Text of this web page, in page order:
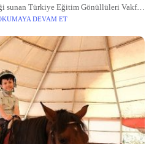
sunan Türkiye Eğitim Gönüllüleri Vakfı
Üniversitesi ile önemli bir iş birliğine imza
DEVAM ET